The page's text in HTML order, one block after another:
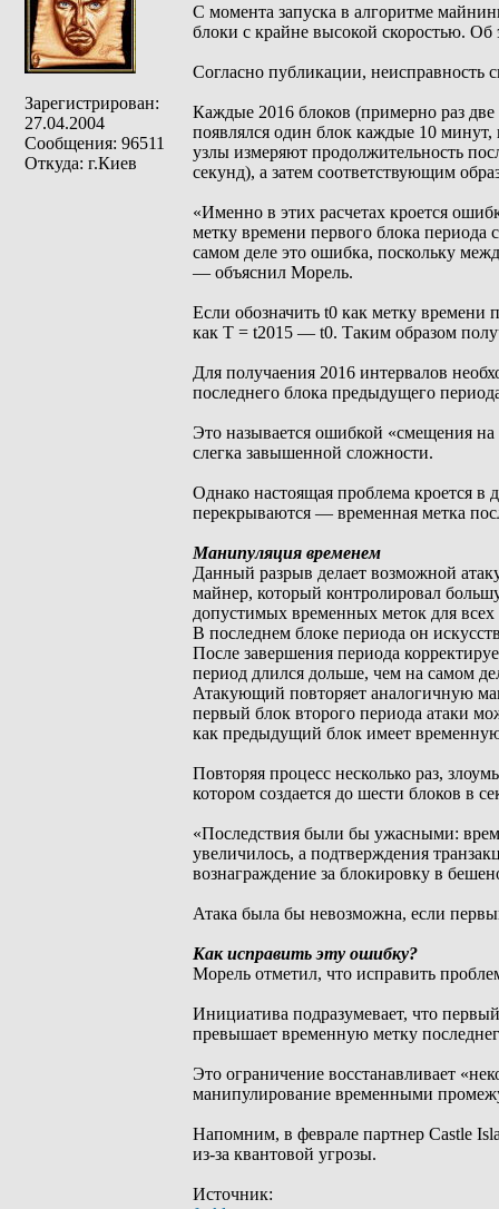
Зарегистрирован:
27.04.2004
Сообщения: 96511
Откуда: г.Киев
С момента запуска в алгоритме
блоки с крайне высокой скоростью. Об
Согласно публикации, неисправность
Каждые 2016 блоков (примерно раз
появлялся один блок каждые 10
узлы измеряют продолжительность
секунд), а затем соответствующим
«Именно в этих расчетах кроется
метку времени первого блока
самом деле это ошибка, поскольку
— объяснил Морель.
Если обозначить t0 как метку времени
как T = t2015 — t0. Таким образом
Для получаения 2016 интервалов
последнего блока предыдущего
Это называется ошибкой «смещения
слегка завышенной сложности.
Однако настоящая проблема кроется в
перекрываются — временная метка
Манипуляция временем
Данный разрыв делает возможной
майнер, который контролировал
допустимых временных меток для
В последнем блоке периода он
После завершения периода
период длился дольше, чем на самом
Атакующий повторяет аналогичную
первый блок второго периода атаки
как предыдущий блок имеет
Повторяя процесс несколько раз,
котором создается до шести блоков в
«Последствия были бы ужасными:
увеличилось, а подтверждения
вознаграждение за блокировку в
Атака была бы невозможна, если
Как исправить эту ошибку?
Морель отметил, что исправить
Инициатива подразумевает, что
превышает временную метку
Это ограничение восстанавливает
манипулирование временными
Напомним, в феврале партнер Castle
из-за квантовой угрозы.
Источник: